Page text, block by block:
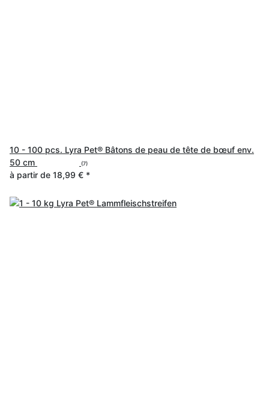
10 - 100 pcs. Lyra Pet® Bâtons de peau de tête de bœuf env.
50 cm
(7)
à partir de 18,99 € *